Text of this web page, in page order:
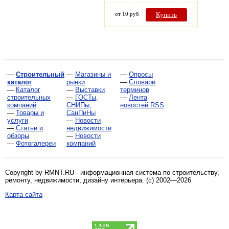
от 10 руб Купить
— Строительный
каталог
— Каталог
строительных
компаний
— Товары и
услуги
— Статьи и
обзоры
— Фотогалереи
— Магазины и
рынки
— Выставки
— ГОСТы,
СНИПы,
СанПиНы
— Новости
недвижимости
— Новости
компаний
— Опросы
— Словари
терминов
— Лента
новостей RSS
Copyright by RMNT.RU - информационная система по строительству,
ремонту, недвижимости, дизайну интерьера . (c) 2002—2026
Карта сайта